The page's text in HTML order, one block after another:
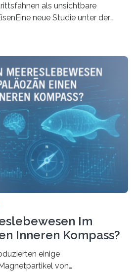
als unsichtbare
neue Studie unter der
der Universität Bremen –
prägen. Die Überblicksstudie
Irony“ ist in Communications Earth
Die Studie fasst bestehende
zusammen und interpretiert sie
Eisen, das aus hydrothermalen
wird, über ganze Ozeanbecken
„Das…
Im
Inneren Kompass?
einige
von